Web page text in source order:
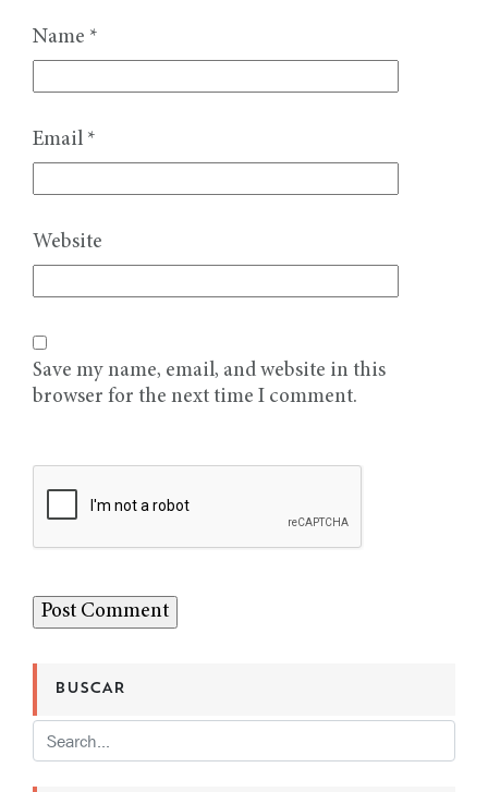
Name *
Email *
Website
Save my name, email, and website in this
browser for the next time I comment.
BUSCAR